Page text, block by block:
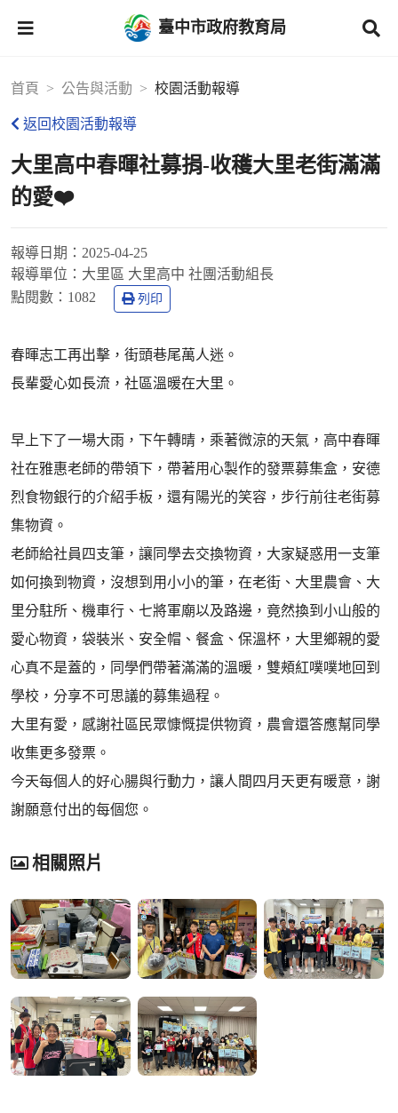
臺中市政府教育局
首頁 公告與活動 校園活動報導
返回校園活動報導
大里高中春暉社募捐-收穫大里老街滿滿
的愛❤️
報導日期： 2025-04-25
報導單位： 大里區 大里高中 社團活動組長
點閱數： 1082 列印
春暉志工再出擊，街頭巷尾萬人迷。
長輩愛心如長流，社區溫暖在大里。
早上下了一場大雨，下午轉晴，乘著微涼的天氣，高中春暉
社在雅惠老師的帶領下，帶著用心製作的發票募集盒，安德
烈食物銀行的介紹手板，還有陽光的笑容，步行前往老街募
集物資。
老師給社員四支筆，讓同學去交換物資，大家疑惑用一支筆
如何換到物資，沒想到用小小的筆，在老街、大里農會、大
里分駐所、機車行、七將軍廟以及路邊，竟然換到小山般的
愛心物資，袋裝米、安全帽、餐盒、保溫杯，大里鄉親的愛
心真不是蓋的，同學們帶著滿滿的溫暖，雙頰紅噗噗地回到
學校，分享不可思議的募集過程。
大里有愛，感謝社區民眾慷慨提供物資，農會還答應幫同學
收集更多發票。
今天每個人的好心腸與行動力，讓人間四月天更有暖意，謝
謝願意付出的每個您。
相關照片